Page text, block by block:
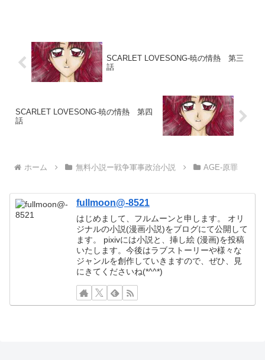
SCARLET LOVESONG-暁の情熱 第三
話
SCARLET LOVESONG-暁の情熱 第四
話
ホーム 無料小説ー戦争軍事政治小説 AGE-原罪
fullmoon@-8521
はじめまして、フルムーンと申します。 オリ
ジナルの小説(漫画小説)をブログにて公開して
ます。 pixivには小説と、挿し絵 (漫画)を投稿
いたします。今後はラブストーリーや様々な
ジャンルを創作していきますので、ぜひ、見
にきてくださいね(*^^*)